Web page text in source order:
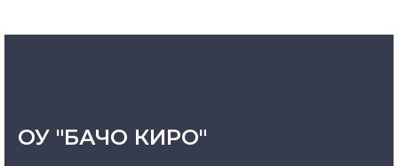
ОУ "БАЧО КИРО"